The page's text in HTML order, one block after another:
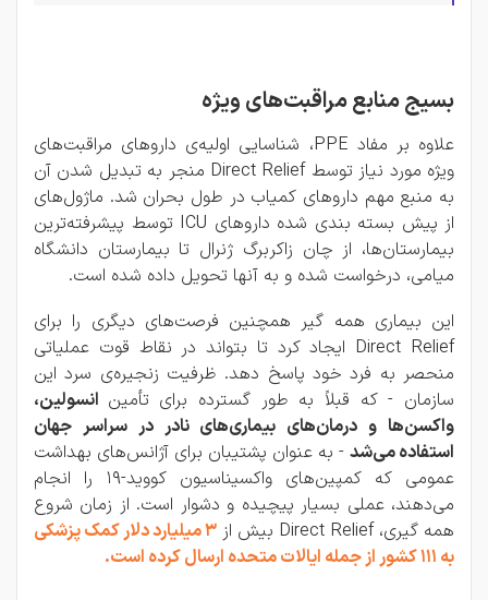
بسیج منابع مراقبت‌های ویژه
علاوه بر مفاد PPE، شناسایی اولیه‌ی داروهای مراقبت‌های
ویژه مورد نیاز توسط Direct Relief منجر به تبدیل شدن آن
به منبع مهم داروهای کمیاب در طول بحران شد. ماژول‌های
از پیش بسته بندی شده داروهای ICU توسط پیشرفته‌ترین
بیمارستان‌ها، از چان زاکربرگ ژنرال تا بیمارستان دانشگاه
میامی، درخواست شده و به آنها تحویل داده شده است.
این بیماری همه گیر همچنین فرصت‌های دیگری را برای
Direct Relief ایجاد کرد تا بتواند در نقاط قوت عملیاتی
منحصر به فرد خود پاسخ دهد. ظرفیت زنجیره‌ی سرد این
سازمان - که قبلاً به طور گسترده برای تأمین انسولین،
واکسن‌ها و درمان‌های بیماری‌های نادر در سراسر جهان
استفاده می‌شد - به عنوان پشتیبان برای آژانس‌های بهداشت
عمومی که کمپین‌های واکسیناسیون کووید-۱۹ را انجام
می‌دهند، عملی بسیار پیچیده و دشوار است. از زمان شروع
همه گیری، Direct Relief بیش از
3 میلیارد دلار کمک پزشکی
به 111 کشور از جمله ایالات متحده ارسال کرده است.